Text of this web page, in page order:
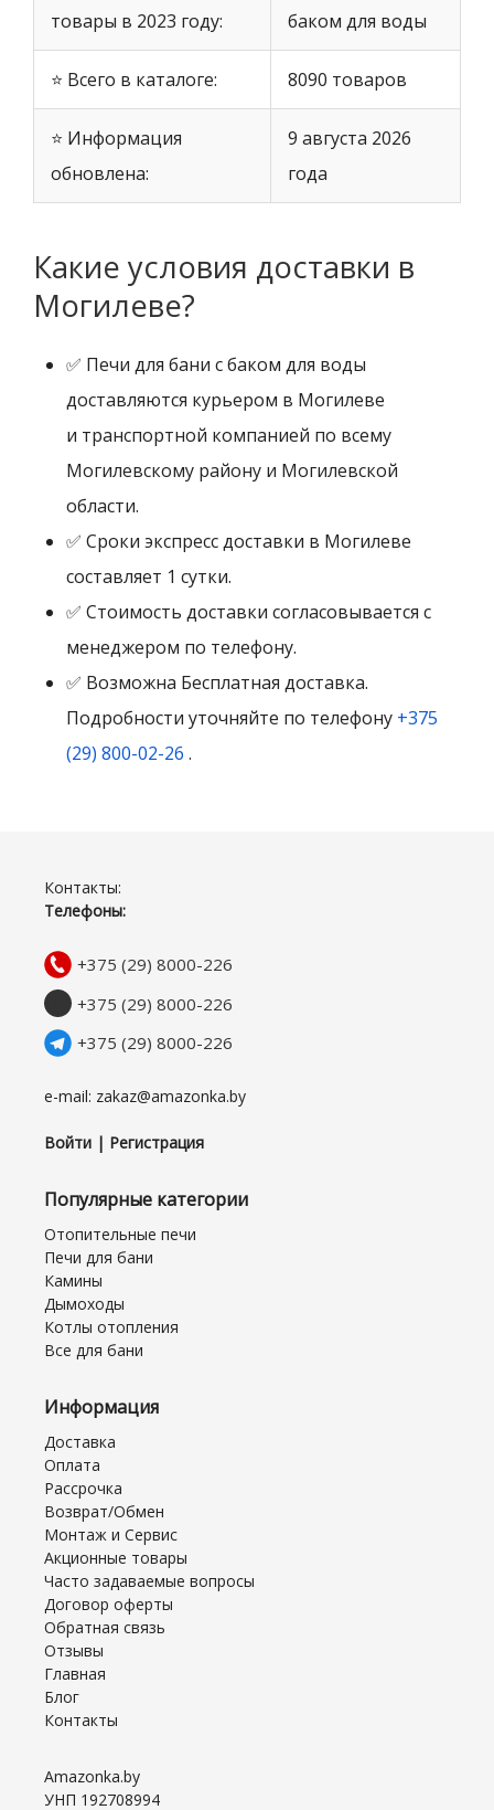
товары в 2023 году:
баком для воды
⭐ Всего в каталоге: 8090 товаров
⭐ Информация
обновлена:
9 августа 2026
года
Какие условия доставки в
Могилеве?
✅ Печи для бани с баком для воды
доставляются курьером в Могилеве
и транспортной компанией по всему
Могилевскому району и Могилевской
области.
✅ Сроки экспресс доставки в Могилеве
составляет 1 сутки.
✅ Стоимость доставки согласовывается с
менеджером по телефону.
✅ Возможна Бесплатная доставка.
Подробности уточняйте по телефону +375
(29) 800-02-26 .
Контакты:
Телефоны:
+375 (29) 8000-226
+375 (29) 8000-226
+375 (29) 8000-226
e-mail: zakaz@amazonka.by
Войти | Регистрация
Популярные категории
Отопительные печи
Печи для бани
Камины
Дымоходы
Котлы отопления
Все для бани
Информация
Доставка
Оплата
Рассрочка
Возврат/Обмен
Монтаж и Сервис
Акционные товары
Часто задаваемые вопросы
Договор оферты
Обратная связь
Отзывы
Главная
Блог
Контакты
Amazonka.by
УНП 192708994